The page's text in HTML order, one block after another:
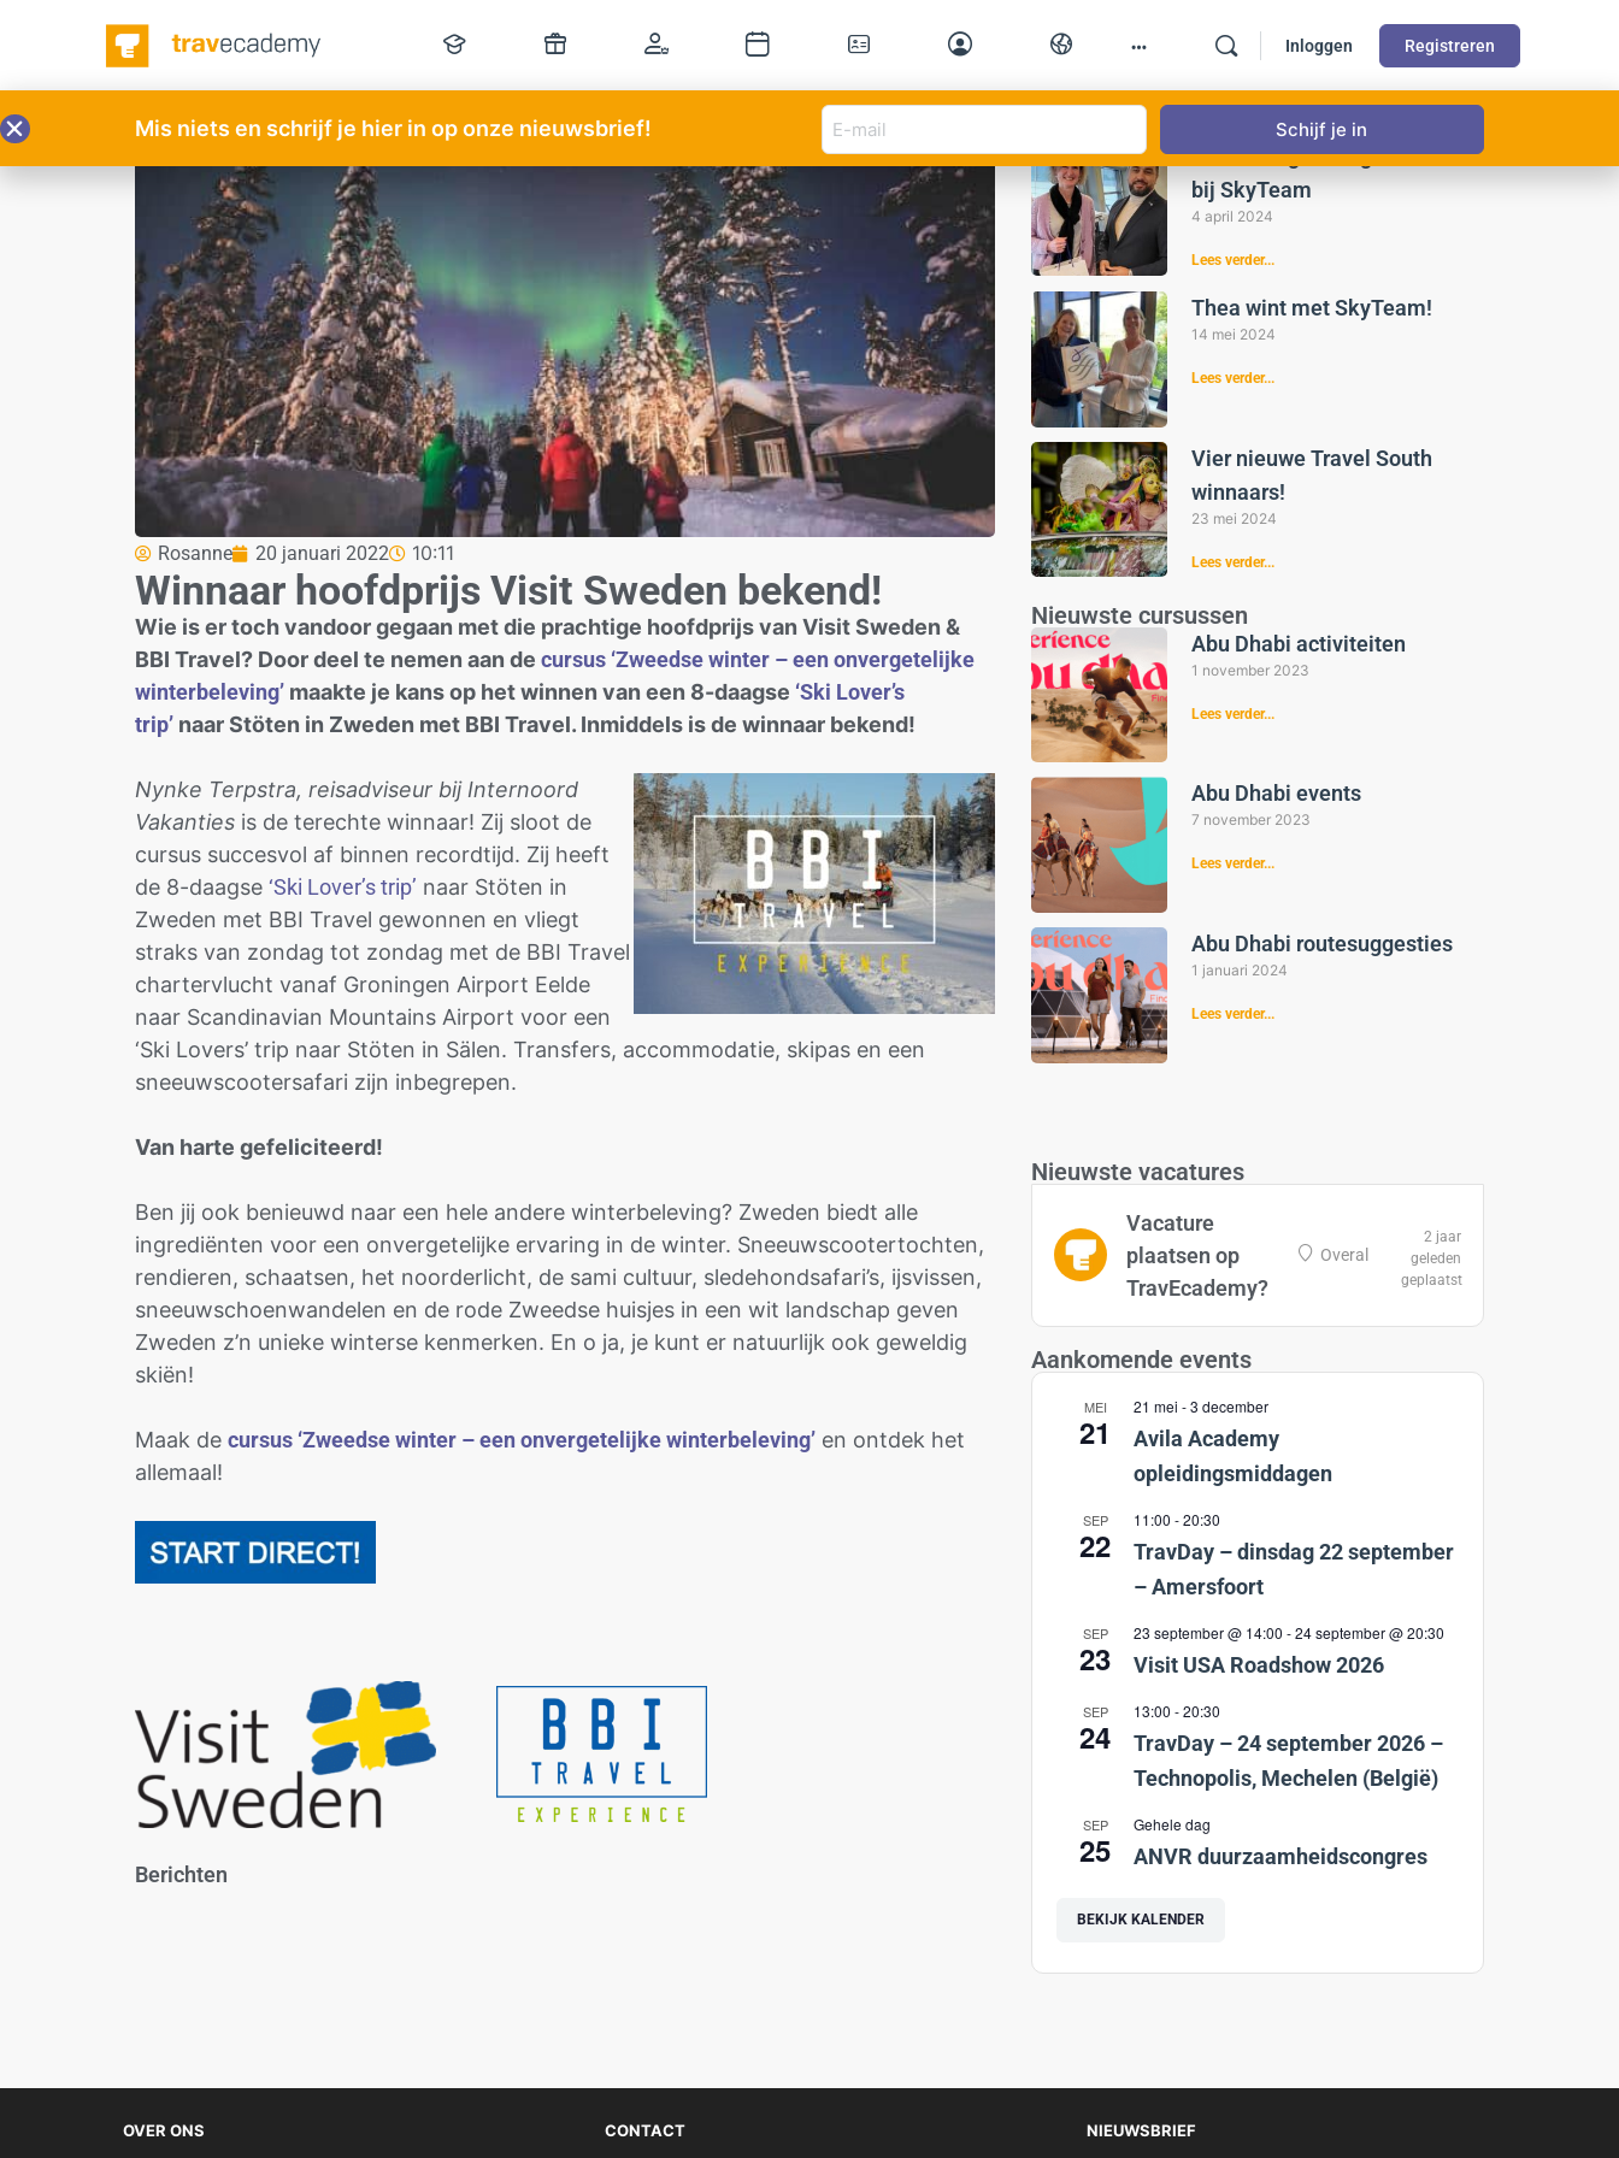
Inloggen Registreren
Rosanne 20 januari 2022 10:11
Winnaar hoofdprijs Visit Sweden bekend!
Wie is er toch vandoor gegaan met die prachtige hoofdprijs van Visit Sweden &
BBI Travel? Door deel te nemen aan de cursus ‘Zweedse winter – een onvergetelijke
winterbeleving’ maakte je kans op het winnen van een 8-daagse ‘Ski Lover’s
trip’ naar Stöten in Zweden met BBI Travel. Inmiddels is de winnaar bekend!
Nynke Terpstra, reisadviseur bij Internoord
Vakanties is de terechte winnaar! Zij sloot de
cursus succesvol af binnen recordtijd. Zij heeft
de 8-daagse ‘Ski Lover’s trip’ naar Stöten in
Zweden met BBI Travel gewonnen en vliegt
straks van zondag tot zondag met de BBI Travel
chartervlucht vanaf Groningen Airport Eelde
naar Scandinavian Mountains Airport voor een
‘Ski Lovers’ trip naar Stöten in Sälen. Transfers, accommodatie, skipas en een
sneeuwscootersafari zijn inbegrepen.
Van harte gefeliciteerd!
Ben jij ook benieuwd naar een hele andere winterbeleving? Zweden biedt alle
ingrediënten voor een onvergetelijke ervaring in de winter. Sneeuwscootertochten,
rendieren, schaatsen, het noorderlicht, de sami cultuur, sledehondsafari’s, ijsvissen,
sneeuwschoenwandelen en de rode Zweedse huisjes in een wit landschap geven
Zweden z’n unieke winterse kenmerken. En o ja, je kunt er natuurlijk ook geweldig
skiën!
Maak de cursus ‘Zweedse winter – een onvergetelijke winterbeleving’ en ontdek het
allemaal!
Berichten
Weer een gelukkige winnaar
bij SkyTeam
4 april 2024
Lees verder...
Thea wint met SkyTeam!
14 mei 2024
Lees verder...
Vier nieuwe Travel South
winnaars!
23 mei 2024
Lees verder...
Nieuwste cursussen
Abu Dhabi activiteiten
1 november 2023
Lees verder...
Abu Dhabi events
7 november 2023
Lees verder...
Abu Dhabi routesuggesties
1 januari 2024
Lees verder...
Nieuwste vacatures
Vacature
plaatsen op
TravEcademy?
Overal
2 jaar
geleden
geplaatst
Aankomende events
MEI
21
21 mei -3 december
Avila Academy
opleidingsmiddagen
SEP
22
11:00 -20:30
TravDay – dinsdag 22 september
– Amersfoort
SEP
23
23 september @ 14:00 -24 september @ 20:30
Visit USA Roadshow 2026
SEP
24
13:00 -20:30
TravDay – 24 september 2026 –
Technopolis, Mechelen (België)
SEP
25
Gehele dag
ANVR duurzaamheidscongres
BEKIJK KALENDER
OVER ONS CONTACT NIEUWSBRIEF
Mis niets en schrijf je hier in op onze nieuwsbrief!
E-
mail
(Vereist)